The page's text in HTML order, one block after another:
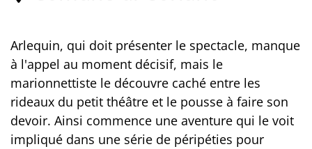
Arlequin, qui doit présenter le spectacle, manque
à l'appel au moment décisif, mais le
marionnettiste le découvre caché entre les
rideaux du petit théâtre et le pousse à faire son
devoir. Ainsi commence une aventure qui le voit
impliqué dans une série de péripéties pour